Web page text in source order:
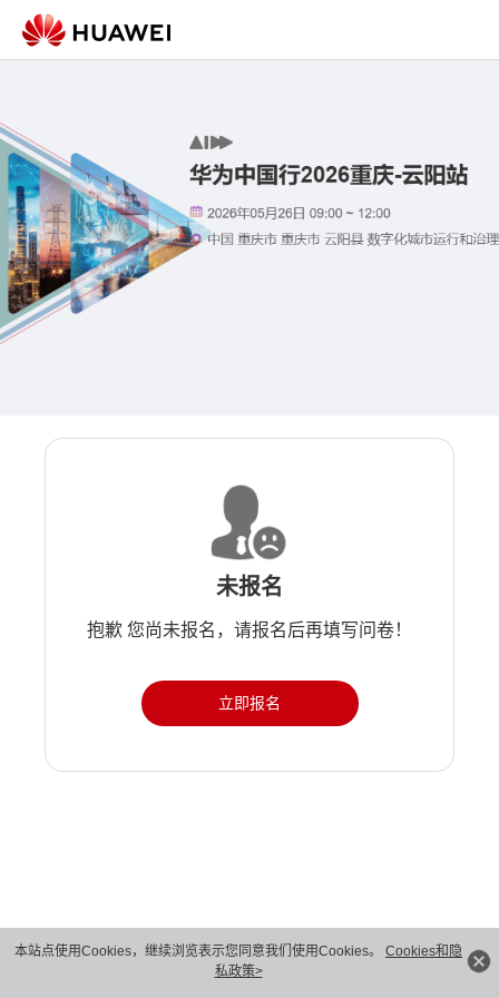
本站点使用Cookies，继续浏览表示您同意我们使用Cookies。 Cookies和隐
私政策>
未报名
抱歉 您尚未报名，请报名后再填写问卷！
立即报名
版权所有 © 华为技术有限公司 1998-2026。 保留一切权利。粤A2-20044005号
隐私保护
法律声明